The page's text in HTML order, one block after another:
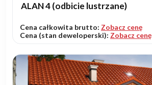
ALAN 4 (odbicie lustrzane)
Cena całkowita brutto: Zobacz cenę
Cena (stan deweloperski): Zobacz cenę